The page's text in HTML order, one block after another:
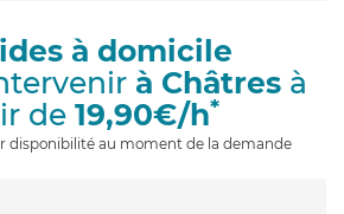
g
à domicile
à Châtres à
de 19,90€/h*
disponibilité au moment de la demande